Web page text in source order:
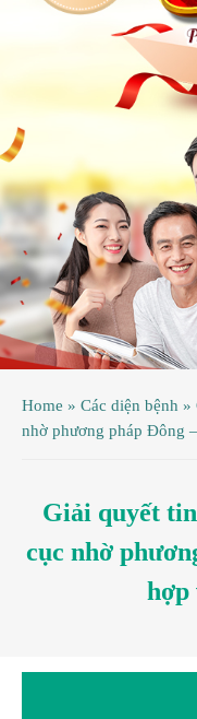
Home » Các diện bệnh »
nhờ phương pháp Đông
Giải quyết
cục nhờ